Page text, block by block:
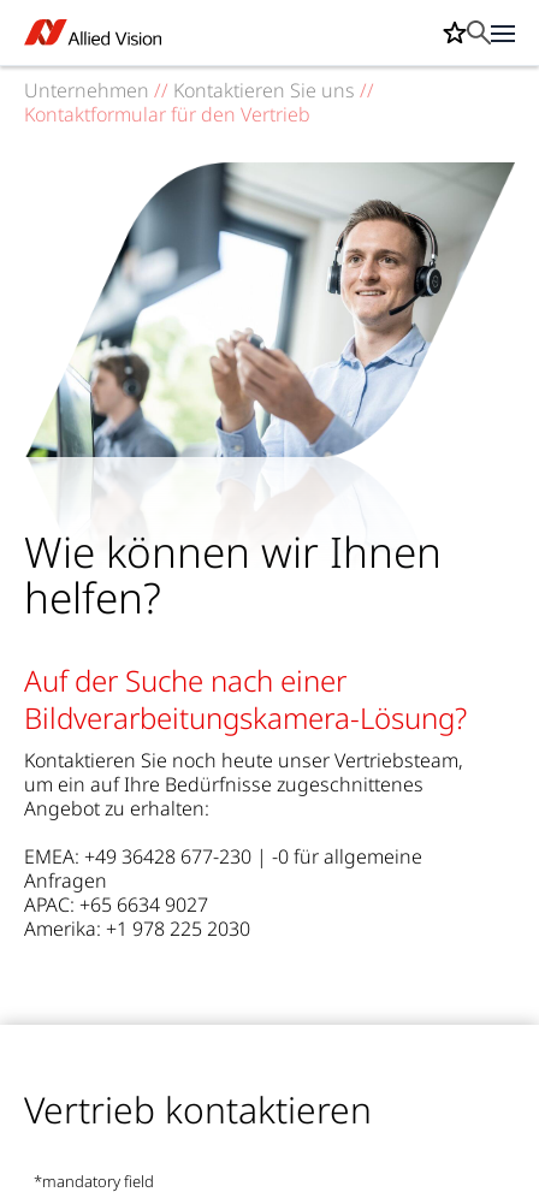
Unternehmen // Kontaktieren Sie uns //
Kontaktformular für den Vertrieb
Wie können wir Ihnen
helfen?
Auf der Suche nach einer
Bildverarbeitungskamera-Lösung?
Kontaktieren Sie noch heute unser Vertriebsteam,
um ein auf Ihre Bedürfnisse zugeschnittenes
Angebot zu erhalten:
EMEA: +49 36428 677-230 | -0 für allgemeine
Anfragen
APAC: +65 6634 9027
Amerika: +1 978 225 2030
Vertrieb kontaktieren
*mandatory field